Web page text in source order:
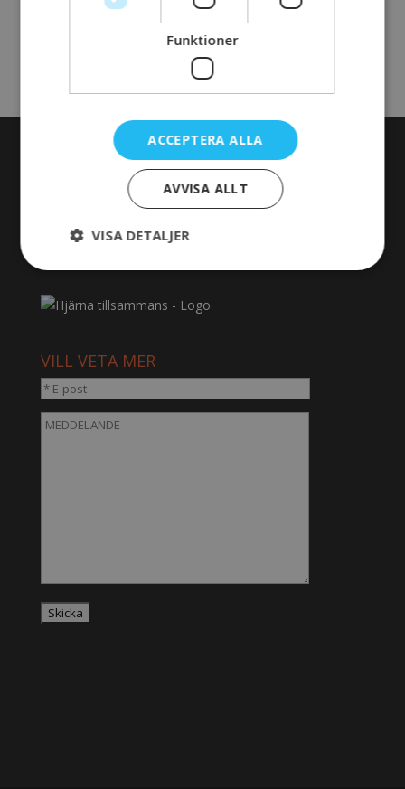
APC
Möte utbildningsgruppen, APC, 8.30 – 11.00
Möte Rehab. Förhållning 14.30 på APC
OM HJÄRNA TILLSAMMANS
Vi samverkar mot ett gemensamt mål. Att stärka
stödet och rehabiliteringen för personer med förvärvad
hjärnskada. Det är tanken bakom projektet Hjärna
VILL VETA MER
Funktioner
ACCEPTERA ALLA
AVVISA ALLT
VISA DETALJER